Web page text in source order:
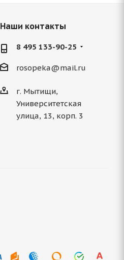
Наши контакты
8 495 133-90-25
rosopeka@mail.ru
г. Мытищи,
Университетская
улица, 13, корп. 3